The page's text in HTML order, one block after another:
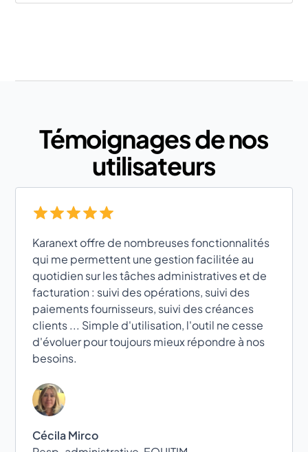
Témoignages de nos
utilisateurs
Karanext offre de nombreuses fonctionnalités
qui me permettent une gestion facilitée au
quotidien sur les tâches administratives et de
facturation : suivi des opérations, suivi des
paiements fournisseurs, suivi des créances
clients ... Simple d'utilisation, l'outil ne cesse
d'évoluer pour toujours mieux répondre à nos
besoins.
Cécila Mirco